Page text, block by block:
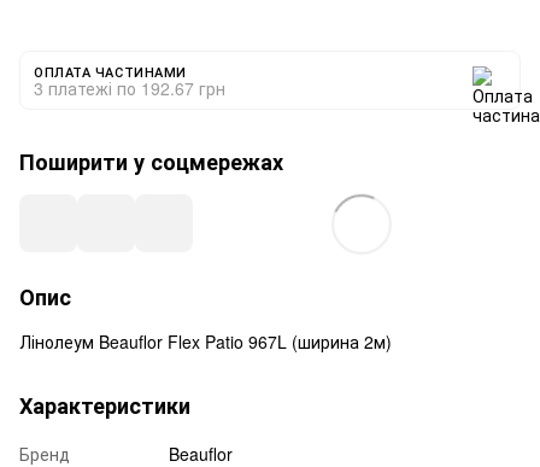
ОПЛАТА ЧАСТИНАМИ
3 платежі по 192.67 грн
Поширити у соцмережах
Опис
Лінолеум Beauflor Flex Patio 967L (ширина 2м)
Характеристики
Бренд
Beauflor